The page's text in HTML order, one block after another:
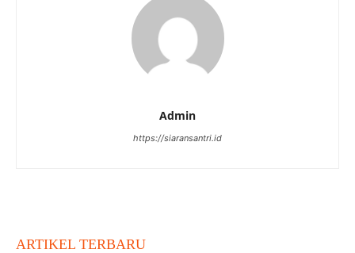
Admin
https://siaransantri.id
ARTIKEL TERBARU